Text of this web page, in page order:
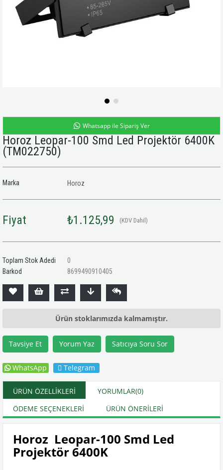
Whatsapp ile Sipariş Ver
Horoz Leopar-100 Smd Led Projektör 6400K
(TM022750)
Marka Horoz
Fiyat ₺1.125,99 (KDV Dahil)
Toplam Stok Adedi
0
Barkod
8699490910405
Ürün stoklarımızda kalmamıştır.
Tavsiye Et Yorum Yaz Satıcıya Soru Sor
WhatsApp Telegram
ÜRÜN ÖZELLIKLERI YORUMLAR(0)
ÖDEME SEÇENEKLERI
ÜRÜN ÖNERILERI
Horoz Leopar-100 Smd Led
Projektör 6400K